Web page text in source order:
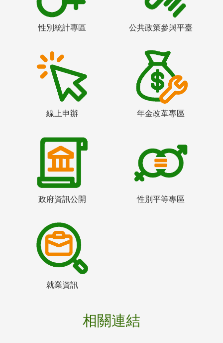
性別統計專區 公共政策參與平臺
線上申辦 年金改革專區
政府資訊公開 性別平等專區
就業資訊
相關連結